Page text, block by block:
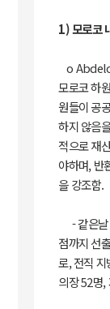
1) 모로코
o
모로코 하
원들이 공
하지 않음
적으로 재
야하며, 반
을 강조함.
- 같은날
점까지 선
로, 전직
의장 52명,